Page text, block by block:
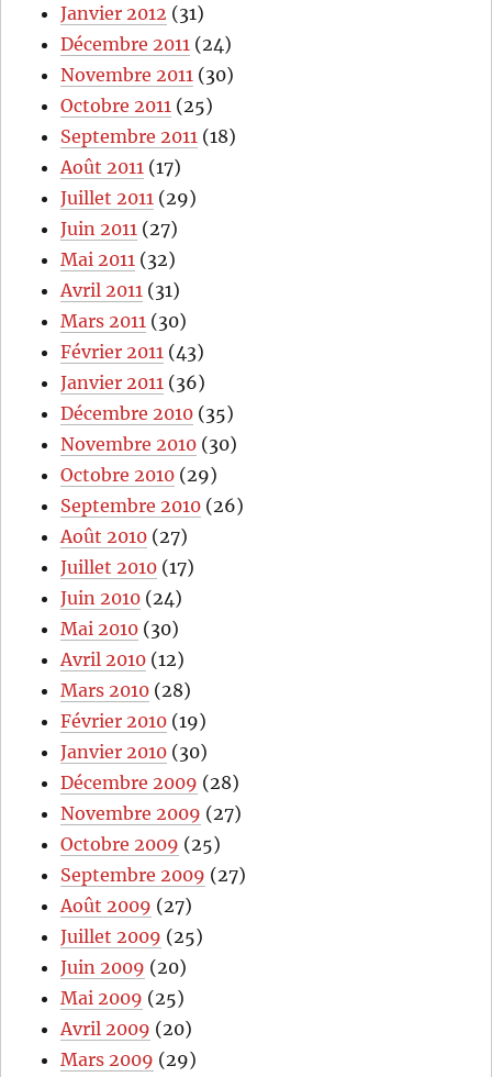
Janvier 2012 (31)
Décembre 2011 (24)
Novembre 2011 (30)
Octobre 2011 (25)
Septembre 2011 (18)
Août 2011 (17)
Juillet 2011 (29)
Juin 2011 (27)
Mai 2011 (32)
Avril 2011 (31)
Mars 2011 (30)
Février 2011 (43)
Janvier 2011 (36)
Décembre 2010 (35)
Novembre 2010 (30)
Octobre 2010 (29)
Septembre 2010 (26)
Août 2010 (27)
Juillet 2010 (17)
Juin 2010 (24)
Mai 2010 (30)
Avril 2010 (12)
Mars 2010 (28)
Février 2010 (19)
Janvier 2010 (30)
Décembre 2009 (28)
Novembre 2009 (27)
Octobre 2009 (25)
Septembre 2009 (27)
Août 2009 (27)
Juillet 2009 (25)
Juin 2009 (20)
Mai 2009 (25)
Avril 2009 (20)
Mars 2009 (29)